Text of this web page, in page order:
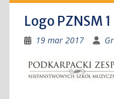
Logo PZNSM 1
19 mar 2017